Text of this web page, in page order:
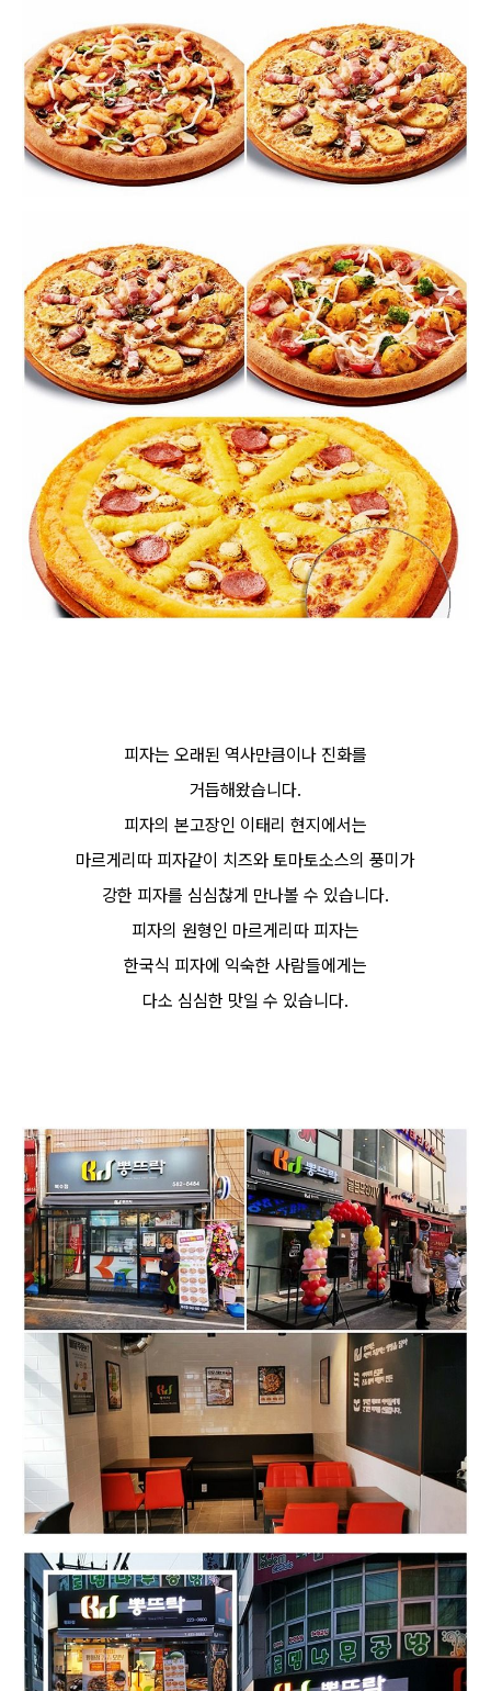
피자는 오래된 역사만큼이나 진화를
거듭해왔습니다.
피자의 본고장인 이태리 현지에서는
마르게리따 피자같이 치즈와 토마토소스의 풍미가
강한 피자를 심심찮게 만나볼 수 있습니다.
피자의 원형인 마르게리따 피자는
한국식 피자에 익숙한 사람들에게는
다소 심심한 맛일 수 있습니다.